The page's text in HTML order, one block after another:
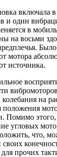
включала в
и один
в
на восьми
мотора
источника.
на
положения
Помимо этого,
угловых
что,
своих
прочих